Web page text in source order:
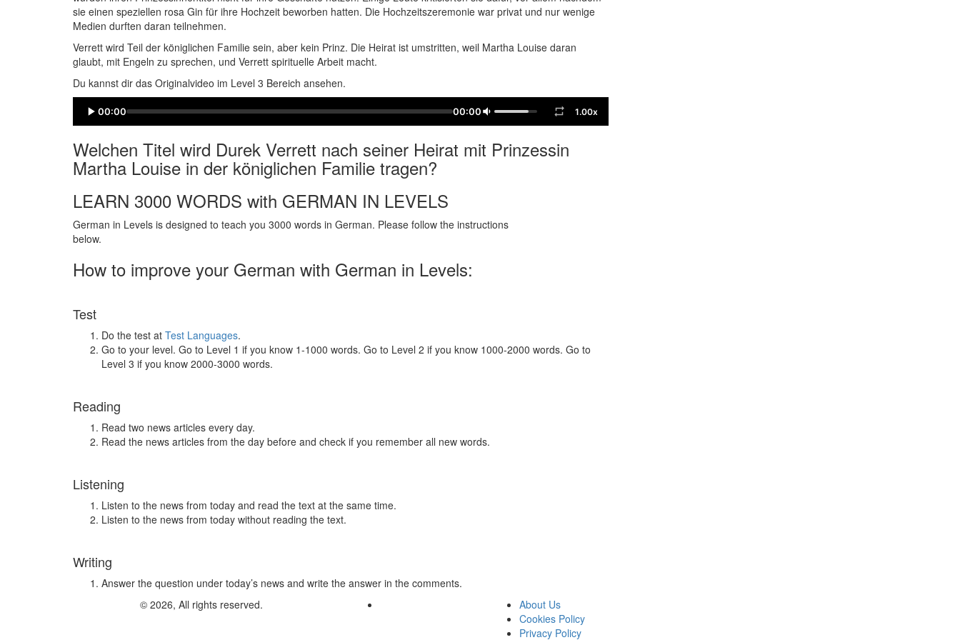
sie einen speziellen rosa Gin für ihre Hochzeit beworben hatten. Die Hochzeitszeremonie war privat und nur wenige
Medien durften daran teilnehmen.
Verrett wird Teil der königlichen Familie sein, aber kein Prinz. Die Heirat ist umstritten, weil Martha Louise daran
glaubt, mit Engeln zu sprechen, und Verrett spirituelle Arbeit macht.
Du kannst dir das Originalvideo im Level 3 Bereich ansehen.
00:00 00:00 1.00x
Welchen Titel wird Durek Verrett nach seiner Heirat mit Prinzessin
Martha Louise in der königlichen Familie tragen?
LEARN 3000 WORDS with GERMAN IN LEVELS
German in Levels is designed to teach you 3000 words in German. Please follow the instructions
below.
How to improve your German with German in Levels:
Test
Do the test at Test Languages.
Go to your level. Go to Level 1 if you know 1-1000 words. Go to Level 2 if you know 1000-2000 words. Go to
Level 3 if you know 2000-3000 words.
Reading
Read two news articles every day.
Read the news articles from the day before and check if you remember all new words.
Listening
Listen to the news from today and read the text at the same time.
Listen to the news from today without reading the text.
Writing
Answer the question under today’s news and write the answer in the comments.
© 2026, All rights reserved.
About Us
Cookies Policy
Privacy Policy